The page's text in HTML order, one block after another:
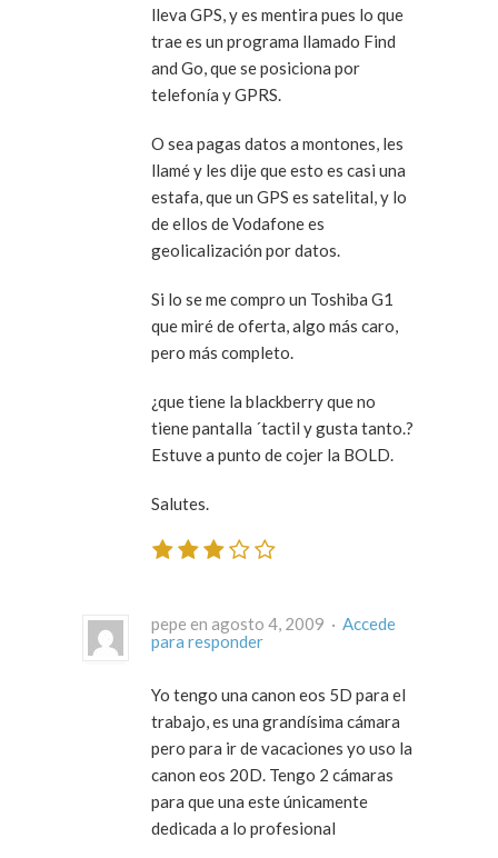
lleva GPS, y es mentira pues lo que
trae es un programa llamado Find
and Go, que se posiciona por
telefonía y GPRS.
O sea pagas datos a montones, les
llamé y les dije que esto es casi una
estafa, que un GPS es satelital, y lo
de ellos de Vodafone es
geolicalización por datos.
Si lo se me compro un Toshiba G1
que miré de oferta, algo más caro,
pero más completo.
¿que tiene la blackberry que no
tiene pantalla ´tactil y gusta tanto.?
Estuve a punto de cojer la BOLD.
Salutes.
pepe en agosto 4, 2009 · Accede
para responder
Yo tengo una canon eos 5D para el
trabajo, es una grandísima cámara
pero para ir de vacaciones yo uso la
canon eos 20D. Tengo 2 cámaras
para que una este únicamente
dedicada a lo profesional